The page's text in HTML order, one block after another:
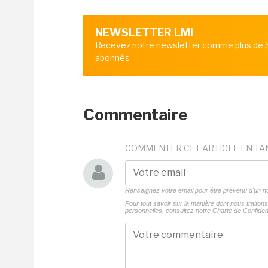
NEWSLETTER LMI
Recevez notre newsletter comme plus
abonnés
Commentaire
COMMENTER CET ARTICLE EN
Renseignez votre email pour être prévenu d'un
Pour tout savoir sur la manière dont nous
personnelles, consultez notre Charte de